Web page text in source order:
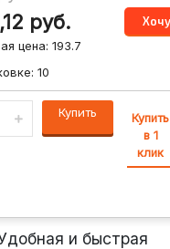
руб.
цена:193.7
10
Купить
Купить
в 1
клик
и быстрая